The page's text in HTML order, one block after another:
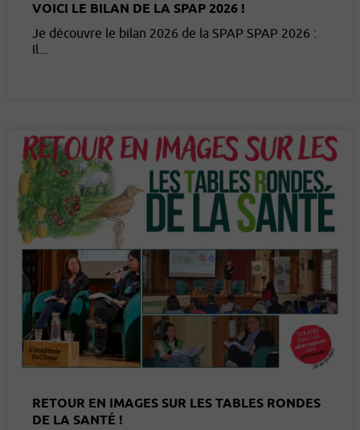
VOICI LE BILAN DE LA SPAP 2026 !
Je découvre le bilan 2026 de la SPAP SPAP 2026 :
Il...
RETOUR EN IMAGES SUR LES TABLES RONDES
DE LA SANTÉ !